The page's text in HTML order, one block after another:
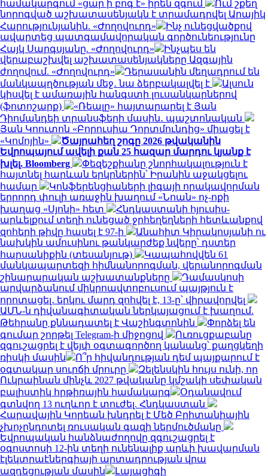
համակարգում «ցար ի բոգ է» իրեն զգում
Ում շքեղ
նորոգված աշխատասենյակն է տրամադրվել Արայիկ
Հարությունյանին. «Ժողովուրդ»
Ինչ ունեցվածքով
ավարտեց պատգամավորական գործունեությունը
Հայկ Սարգսյանը. «Ժողովուրդ»
Ինչպես են
վերաբաշխվել աշխատասենյակները Ազգային
ժողովում. «Ժողովուրդ»
Դերասանին մեղադրում են
մանկապղծության մեջ․ նա ձերբակալվել է
Ալսուն
կիսվել է ամառային հանգստի լուսանկարներով
(ֆոտոշարք)
«Ռեալը» հայտարարել է Յան
Դիոմանդեի տրանսֆերի մասին․ պաշտոնական
Յան Կոուտոն «Բորուսիա Դորտմունդից» միացել է
«Կոմոյին»
Ծայրահեղ շոգը 2026 թվականին
Եվրոպայում ավելի քան 25 հազար մարդու կյանք է
խլել. Bloomberg
Փեզեշքիանը շնորհակալություն է
հայտնել հարևան երկրներին՝ Իրանին աջակցելու
համար
Կոնֆերենցիաների լիգայի որակավորման
երրորդ փուլի առաջին խաղում «Նոան» ոչ-ոքի
խաղաց «Սյոնի» հետ
Հնդկաստանի հյուսիս-
արևելքում տեղի ունեցած ջրհեղեղների հետևանքով
զոհերի թիվը հասել է 97-ի
Անահիտ Կիրակոսյանի ու
նախկին ամուսինու թանկարժեք նվերը՝ դստեր
հարսանիքին (տեսանյութ)
Կապահովվեն 61
մանկապարտեզի հիմնանորոգման, վերանորոգման
շինարարական աշխատանքները
Դամասկոսի
արվարձանում միկրոավտոբուսում պայթյուն է
որոտացել․ երկու մարդ զոհվել է, 13-ը՝ վիրավորվել
ԱՄՆ-ն դիվանագիտական ներկայացում է խաղում.
Թեհրանը քննադատել է Վաշինգտոնին
Փորձել են
գումար շորթել Telegram-ի միջոցով
Ուռուցքաբանը
զգուշացրել է վեյփ օգտագործող կանանց՝ քաղցկեղի
ռիսկի մասին
Ո՞ր հիվանդության դեմ պայքարում է
օգտակար սուրճի մրուրը
Զելենսկին հույս ունի, որ
Ուկրաինան մինչև 2027 թվականը կմշակի սեփական
բալիստիկ հրթիռային համակարգ
Օդանավում
գտնվող 13 ուղևոր է տուժել. Հնդկաստան
Հարավային Կորեան խնդրել է Մեծ Բրիտանիային
չխոչընդոտել ռուսական գազի ներմուծմանը
Եվրոպական հանձնաժողովը զգուշացրել է
օգոստոսի 12-ին տեղի ունենալիք արևի խավարման
էլեկտրաէներգիայի արտադրության վրա
ազդեցության մասին
Լայպցիգի